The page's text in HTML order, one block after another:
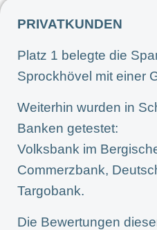
PRIVATKUNDEN
Platz 1 belegte die
Sprockhövel mit einer
Weiterhin wurden in
Banken getestet:
Volksbank im
Commerzbank,
Targobank.
Die Bewertungen